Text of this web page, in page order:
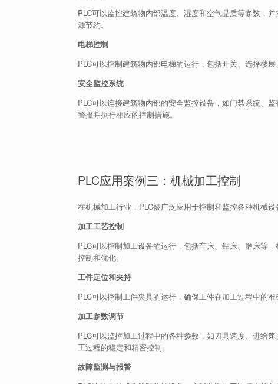
PLC可以监控建筑物内部温度、湿度和空气品质等参数，
源节约。
电梯控制
PLC可以控制建筑物内部电梯的运行，包括开关、选择楼
安全监控系统
PLC可以连接建筑物内部的安全监控设备，如门禁系统、
警报并执行相应的控制措施。
PLC应用案例三：机械加工控制
在机械加工行业，PLC被广泛应用于控制和监控各种机械设
加工工艺控制
PLC可以控制加工设备的运行，包括车床、钻床、磨床等
控制和优化。
工件定位和夹持
PLC可以控制工件夹具的运行，确保工件在加工过程中的
加工参数调节
PLC可以监控加工过程中的各种参数，如刀具速度、进给
工过程的稳定和精密控制。
故障监测与报警